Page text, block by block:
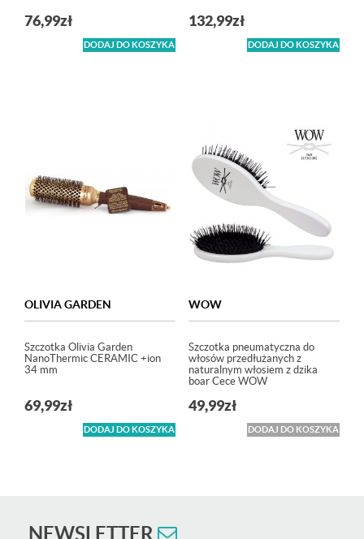
76,99zł
DODAJ DO KOSZYKA
132,99zł
DODAJ DO KOSZYKA
OLIVIA GARDEN
Szczotka Olivia Garden
NanoThermic CERAMIC +ion
34 mm
69,99zł
DODAJ DO KOSZYKA
WOW
Szczotka pneumatyczna do
włosów przedłużanych z
naturalnym włosiem z dzika
boar Cece WOW
49,99zł
DODAJ DO KOSZYKA
NEWSLETTER